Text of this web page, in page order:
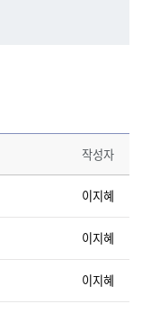
작성자
이지혜
이지혜
이지혜